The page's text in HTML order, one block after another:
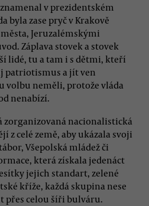
v prezidentském
byla zase pryč v Krakově
Jeruzalémskými
Záplava stovek a stovek
lidé, tu a tam i s dětmi, kteří
patriotismus a jít ven
volbu neměli, protože vláda
nenabízí.
zorganizovaná nacionalistická
z celé země, aby ukázala svoji
Všepolská mládež či
která získala jedenáct
jejich standart, zelené
kříže, každá skupina nese
přes celou šíři bulváru.